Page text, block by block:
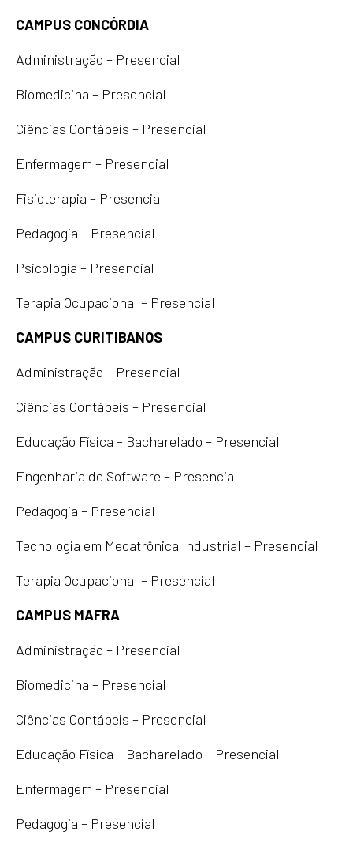
CAMPUS CONCÓRDIA
Administração – Presencial
Biomedicina – Presencial
Ciências Contábeis – Presencial
Enfermagem – Presencial
Fisioterapia – Presencial
Pedagogia – Presencial
Psicologia – Presencial
Terapia Ocupacional – Presencial
CAMPUS CURITIBANOS
Administração – Presencial
Ciências Contábeis – Presencial
Educação Física – Bacharelado – Presencial
Engenharia de Software – Presencial
Pedagogia – Presencial
Tecnologia em Mecatrônica Industrial – Presencial
Terapia Ocupacional – Presencial
CAMPUS MAFRA
Administração – Presencial
Biomedicina – Presencial
Ciências Contábeis – Presencial
Educação Física – Bacharelado – Presencial
Enfermagem – Presencial
Pedagogia – Presencial